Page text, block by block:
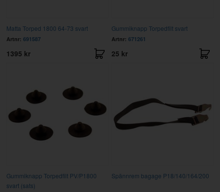
Matta Torped 1800 64-73 svart
Artnr: 691587
1395 kr
Gummiknapp Torpedfilt svart
Artnr: 671261
25 kr
Gummiknapp Torpedfilt PV/P1800
svart (sats)
Spännrem bagage P18/140/164/200